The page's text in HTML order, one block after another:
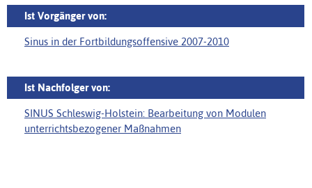
Ist Vorgänger von:
Sinus in der Fortbildungsoffensive 2007-2010
Ist Nachfolger von:
SINUS Schleswig-Holstein: Bearbeitung von Modulen
unterrichtsbezogener Maßnahmen